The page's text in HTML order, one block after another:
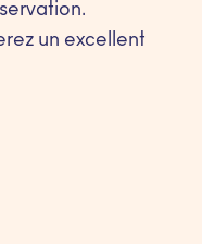
un excellent